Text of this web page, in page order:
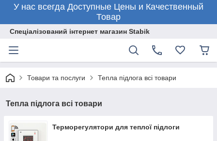
У нас всегда Доступные Цены и Качественный
Товар
Спеціалізований інтернет магазин Stabik
Товари та послуги Тепла підлога всі товари
Тепла підлога всі товари
Терморегулятори для теплої підлоги